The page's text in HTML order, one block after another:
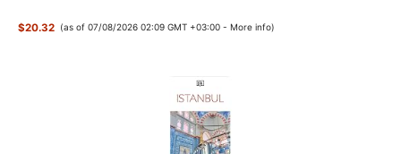
$20.32 (as of 07/08/2026 02:09 GMT +03:00 - More info)